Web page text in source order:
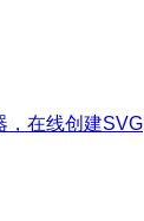
，在线创建SVG